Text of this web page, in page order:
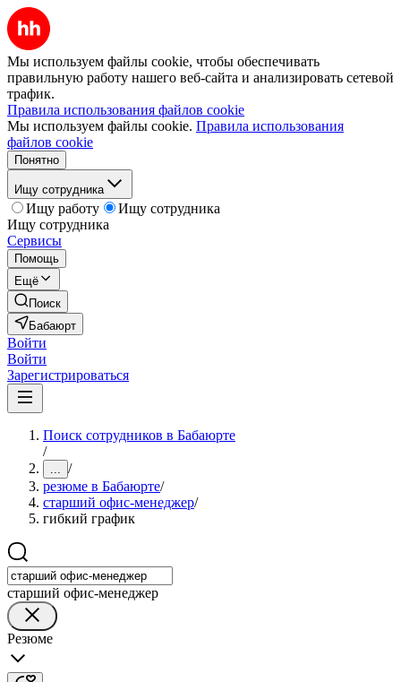
Мы используем файлы cookie, чтобы обеспечивать
правильную работу нашего веб-сайта и анализировать сетевой
трафик.
Правила использования файлов cookie
Мы используем файлы cookie. Правила использования
файлов cookie
Понятно
Ищу сотрудника
Ищу работу
Ищу сотрудника
Ищу сотрудника
Сервисы
Помощь
Ещё
Поиск
Бабаюрт
Войти
Войти
Зарегистрироваться
Поиск сотрудников в Бабаюрте
/
... /
резюме в Бабаюрте/
старший офис-менеджер/
гибкий график
старший офис-менеджер
Резюме